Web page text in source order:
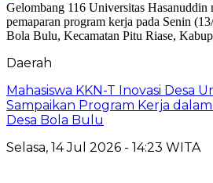
Daerah
Mahasiswa KKN-T Inovasi Desa
Sampaikan Program Kerja
Desa Bola Bulu
Selasa, 14 Jul 2026 - 14:23 WITA